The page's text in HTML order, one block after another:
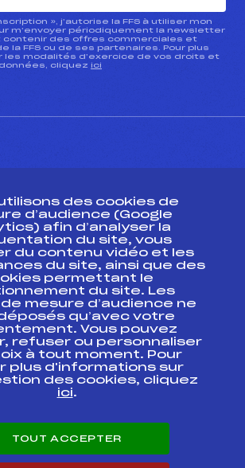
», j’autorise la FFS à utiliser mon
m’envoyer périodiquement la newsletter
contenir des offres commerciales et
la FFS ou de ses partenaires. Pour plus
les modalités d’exercice de vos droits et
cliquez ici
fédéral
fédéral
Formation, Suivi
l’athlète
professionnel
des cookies de
d’audience (Google
afin d’analyser la
du site, vous
du contenu vidéo et les
du site, ainsi que des
permettant le
du site. Les
mesure d’audience ne
qu’avec votre
Vous pouvez
refuser ou personnaliser
à tout moment. Pour
plus d'informations sur
des cookies, cliquez
ici.
TOUT ACCEPTER